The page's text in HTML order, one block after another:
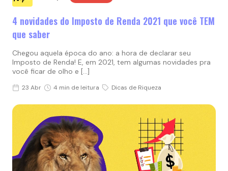
4 novidades do Imposto de Renda 2021 que você TEM
que saber
Chegou aquela época do ano: a hora de declarar seu
Imposto de Renda! E, em 2021, tem algumas novidades pra
você ficar de olho e […]
23 Abr 4 min de leitura Dicas de Riqueza